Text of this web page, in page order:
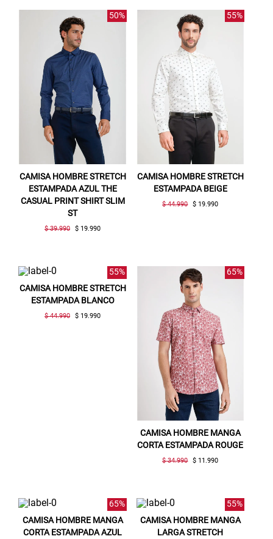
50%
CAMISA HOMBRE STRETCH
ESTAMPADA AZUL THE
CASUAL PRINT SHIRT SLIM
ST
$ 39.990 $ 19.990
55%
CAMISA HOMBRE STRETCH
ESTAMPADA BEIGE
$ 44.990 $ 19.990
55%
CAMISA HOMBRE STRETCH
ESTAMPADA BLANCO
$ 44.990 $ 19.990
65%
CAMISA HOMBRE MANGA
CORTA ESTAMPADA ROUGE
$ 34.990 $ 11.990
65%
CAMISA HOMBRE MANGA
CORTA ESTAMPADA AZUL
55%
CAMISA HOMBRE MANGA
LARGA STRETCH
Gracias por inscribirte!
Aquí esta tu cupón, usalo en tu siguiente
compra. Valido por 72 hrs.